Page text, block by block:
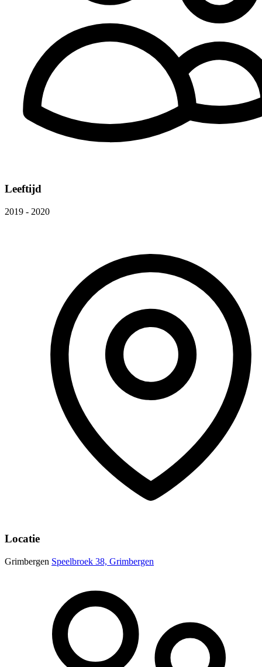
Leeftijd
2019 - 2020
Locatie
Grimbergen Speelbroek 38, Grimbergen